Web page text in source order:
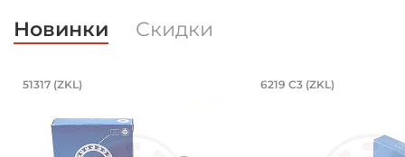
Новинки Скидки
(Kramp)Артикул 94840 (Kramp)
23 мм, шарнирный на вал 35 мм.
Подшипник 85х150х49 мм,
51317 (ZKL) Подшипник
6219 C3 (ZKL)